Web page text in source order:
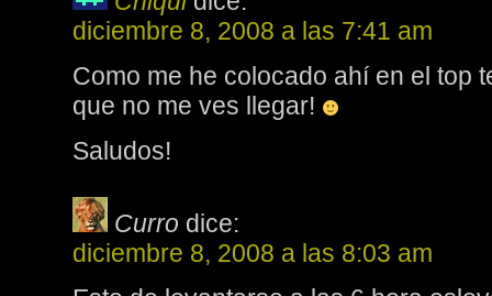
diciembre 8, 2008 a las 7:41 am
Como me he colocado ahí en el top
que no me ves llegar!
Saludos!
Curro dice:
diciembre 8, 2008 a las 8:03 am